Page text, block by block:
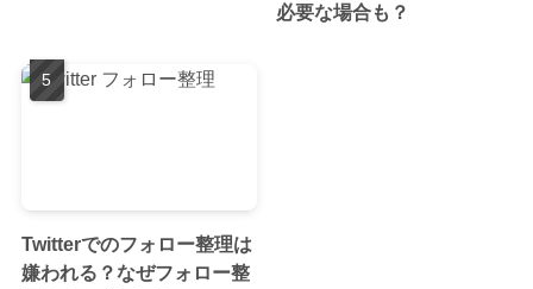
必要な場合も？
Twitterでのフォロー整理は
嫌われる？なぜフォロー整